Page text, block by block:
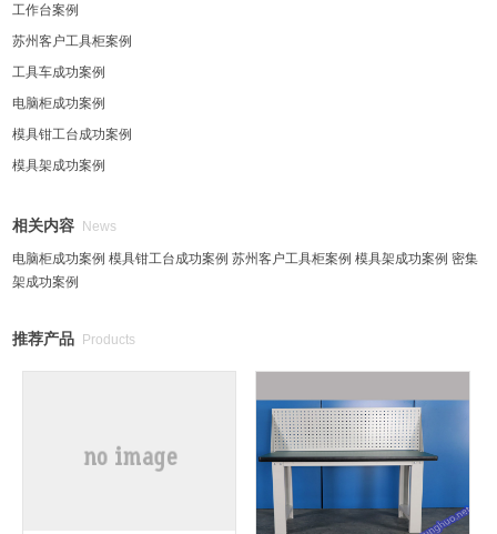
工作台案例
苏州客户工具柜案例
工具车成功案例
电脑柜成功案例
模具钳工台成功案例
模具架成功案例
相关内容 News
电脑柜成功案例 模具钳工台成功案例 苏州客户工具柜案例 模具架成功案例 密集
架成功案例
推荐产品 Products